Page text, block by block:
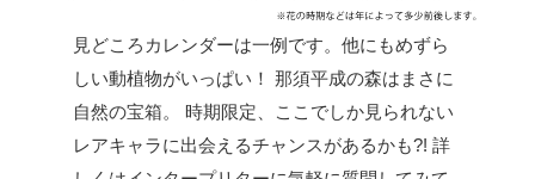
見どころカレンダーは一例です。他にもめずら
しい動植物がいっぱい！ 那須平成の森はまさに
自然の宝箱。
時期限定、ここでしか見られない
レアキャラに出会えるチャンスがあるかも?! 詳